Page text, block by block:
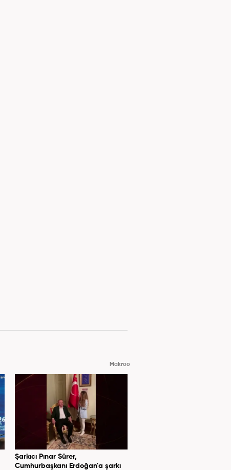
Makroo
Şarkıcı Pınar Sürer,
Cumhurbaşkanı Erdoğan'a şarkı